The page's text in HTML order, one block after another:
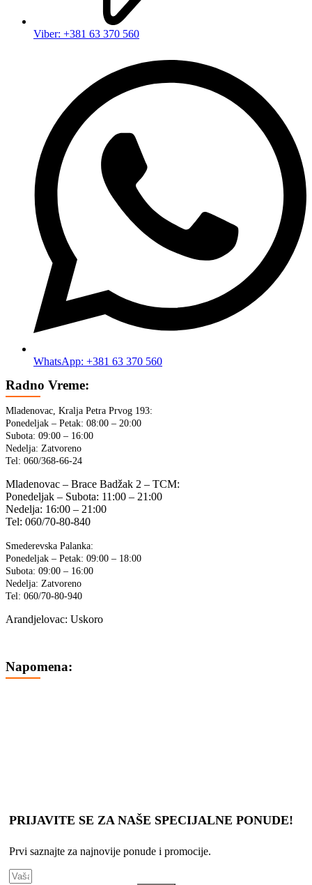
Viber: +381 63 370 560
WhatsApp: +381 63 370 560
Radno Vreme:
Mladenovac, Kralja Petra Prvog 193:
Ponedeljak – Petak: 08:00 – 20:00
Subota: 09:00 – 16:00
Nedelja: Zatvoreno
Tel: 060/368-66-24
Mladenovac – Brace Badžak 2 – TCM:
Ponedeljak – Subota: 11:00 – 21:00
Nedelja: 16:00 – 21:00
Tel: 060/70-80-840
Smederevska Palanka:
Ponedeljak – Petak: 09:00 – 18:00
Subota: 09:00 – 16:00
Nedelja: Zatvoreno
Tel: 060/70-80-940
Arandjelovac: Uskoro
Napomena:
PRIJAVITE SE ZA NAŠE SPECIJALNE PONUDE!
Prvi saznajte za najnovije ponude i promocije.